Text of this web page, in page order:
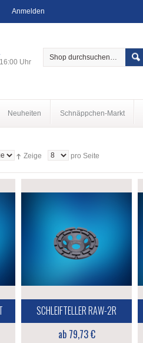
Anmelden
Uhr
Neuheiten Schnäppchen-Markt
Zeige pro Seite
SCHLEIFTELLER RAW-2R
ab 79,73 €